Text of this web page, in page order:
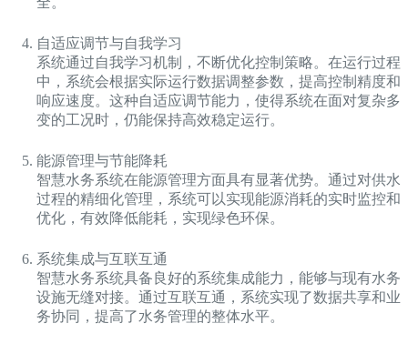
自适应调节与自我学习
系统通过自我学习机制，不断优化控制策略。在运行过程
中，系统会根据实际运行数据调整参数，提高控制精度和
响应速度。这种自适应调节能力，使得系统在面对复杂多
变的工况时，仍能保持高效稳定运行。
能源管理与节能降耗
智慧水务系统在能源管理方面具有显著优势。通过对供水
过程的精细化管理，系统可以实现能源消耗的实时监控和
优化，有效降低能耗，实现绿色环保。
系统集成与互联互通
智慧水务系统具备良好的系统集成能力，能够与现有水务
设施无缝对接。通过互联互通，系统实现了数据共享和业
务协同，提高了水务管理的整体水平。